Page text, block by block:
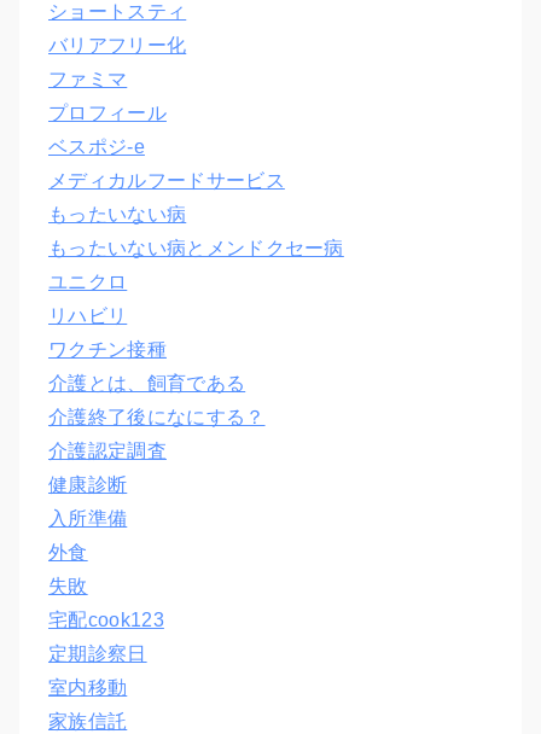
ショートスティ
バリアフリー化
ファミマ
プロフィール
ベスポジ-e
メディカルフードサービス
もったいない病
もったいない病とメンドクセー病
ユニクロ
リハビリ
ワクチン接種
介護とは、飼育である
介護終了後になにする？
介護認定調査
健康診断
入所準備
外食
失敗
宅配cook123
定期診察日
室内移動
家族信託